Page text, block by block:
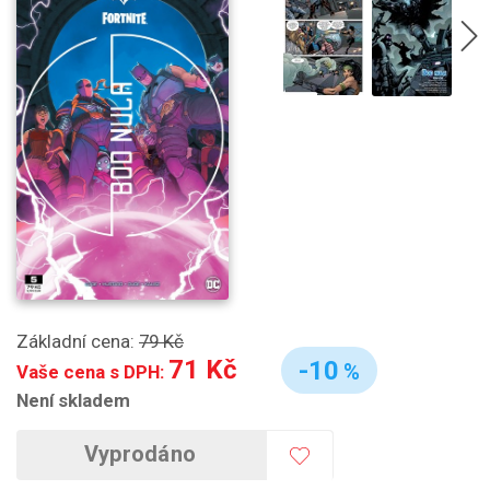
Základní cena: 79 Kč
Vaše cena s DPH: 71 Kč
Není skladem
-10 %
Vyprodáno